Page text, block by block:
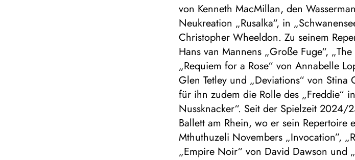
von Kenneth MacMillan, den
Neukreation „Rusalka“, in
Christopher Wheeldon. Zu seinem
Hans van Mannens „Große Fuge“,
„Requiem for a Rose“ von Annabelle
Glen Tetley und „Deviations“ von
für ihn zudem die Rolle des „Freddie“
Nussknacker“. Seit der Spielzeit 2024/
Ballett am Rhein, wo er sein Repertoire
Mthuthuzeli Novembers „Invocation”,
„Empire Noir“ von David Dawson und